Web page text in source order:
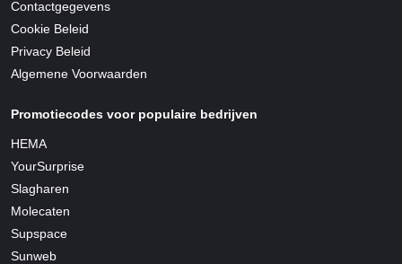
Contactgegevens
Cookie Beleid
Privacy Beleid
Algemene Voorwaarden
Promotiecodes voor populaire bedrijven
HEMA
YourSurprise
Slagharen
Molecaten
Supspace
Sunweb